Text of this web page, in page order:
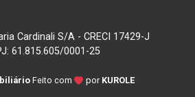
Cardinali S/A - CRECI 17429-J
61.815.605/0001-25
Feito com por KUROLE